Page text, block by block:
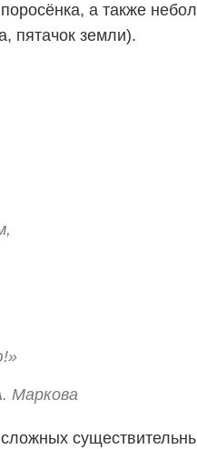
а также
пятачок земли).